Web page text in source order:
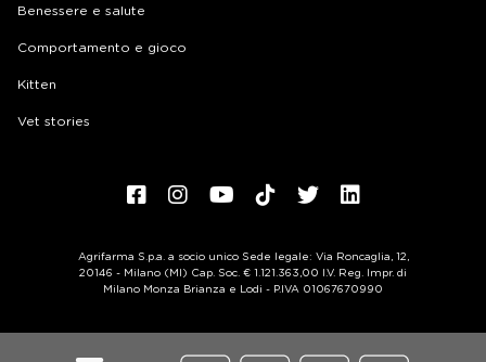
Benessere e salute
Comportamento e gioco
Kitten
Vet stories
Agrifarma S.p.a. a socio unico Sede legale: Via Roncaglia, 12,
20146 - Milano (MI) Cap. Soc. € 1.121.363,00 I.V. Reg. Impr. di
Milano Monza Brianza e Lodi - P.IVA 01067670990